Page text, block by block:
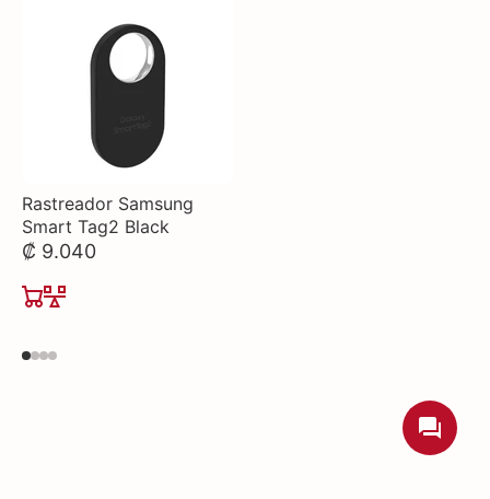
Rastreador Samsung
Smart Tag2 Black
₡ 9.040